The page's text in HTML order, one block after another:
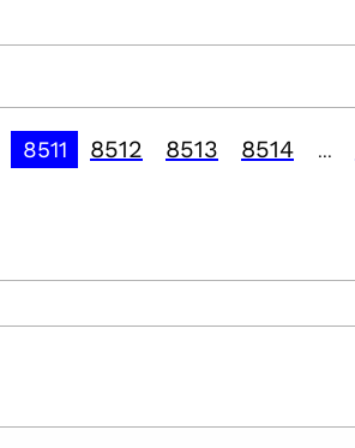
8511 8512 8513 8514